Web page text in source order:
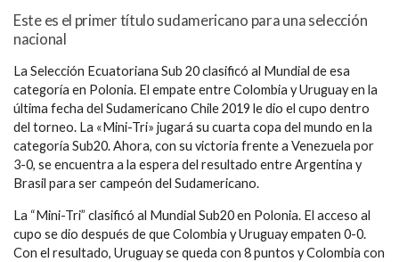
Este es el primer título sudamericano para una selección
nacional
La Selección Ecuatoriana Sub 20 clasificó al Mundial de esa
categoría en Polonia. El empate entre Colombia y Uruguay en la
última fecha del Sudamericano Chile 2019 le dio el cupo dentro
del torneo. La «Mini-Tri» jugará su cuarta copa del mundo en la
categoría Sub20. Ahora, con su victoria frente a Venezuela por
3-0, se encuentra a la espera del resultado entre Argentina y
Brasil para ser campeón del Sudamericano.
La “Mini-Tri” clasificó al Mundial Sub20 en Polonia. El acceso al
cupo se dio después de que Colombia y Uruguay empaten 0-0.
Con el resultado, Uruguay se queda con 8 puntos y Colombia con